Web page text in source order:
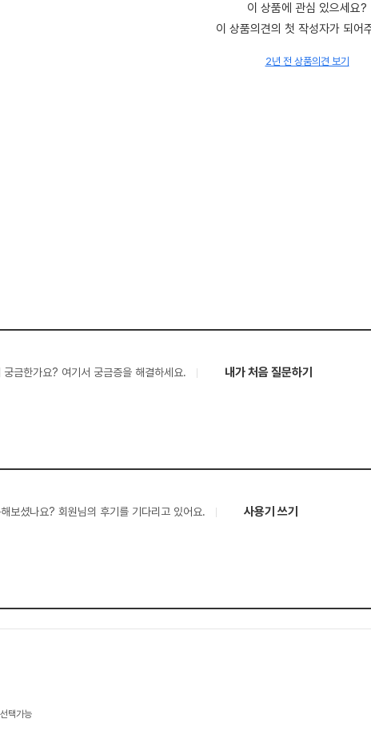
이 상품에 관심 있으세요?
이 상품의견의 첫 작성자가 되어
2년 전 상품의견 보기
궁금한가요? 여기서 궁금증을 해결하세요. 내가 처음 질문하기
보셨나요? 회원님의 후기를 기다리고 있어요. 사용기 쓰기
택가능